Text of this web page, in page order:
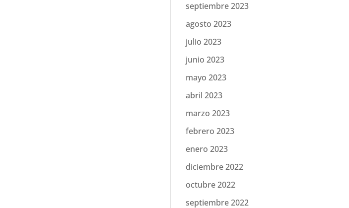
septiembre 2023
agosto 2023
julio 2023
junio 2023
mayo 2023
abril 2023
marzo 2023
febrero 2023
enero 2023
diciembre 2022
octubre 2022
septiembre 2022